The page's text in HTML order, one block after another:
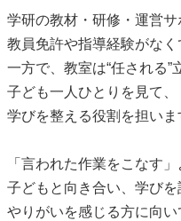
学研の教材・研修・運営サ
教員免許や指導経験がなく
一方で、教室は“任される”
子ども一人ひとりを見て、
学びを整える役割を担いま
「言われた作業をこなす」
子どもと向き合い、学びを
やりがいを感じる方に向い